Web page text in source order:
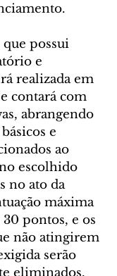
possui
e
realizada em
contará com
abrangendo
e
ao
escolhido
no ato da
máxima
30 pontos, e os
não atingirem
serão
eliminados.